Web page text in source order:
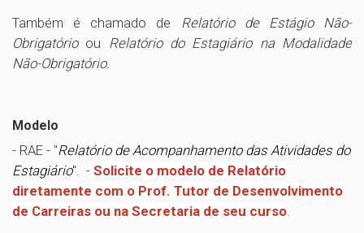
Também é chamado de Relatório de Estágio Não-
Obrigatório ou Relatório do Estagiário na Modalidade
Não-Obrigatório.
Modelo
- RAE - "Relatório de Acompanhamento das Atividades do
Estagiário". - Solicite o modelo de Relatório
diretamente com o Prof. Tutor de Desenvolvimento
de Carreiras ou na Secretaria de seu curso.